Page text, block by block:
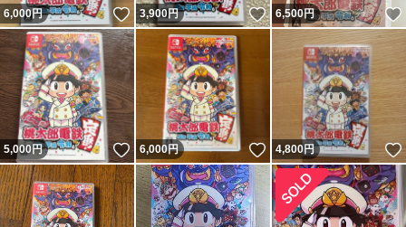
6,000円 いいね！
3,900円 いいね！
6,500円
5,000円 いいね！
6,000円 いいね！
4,800円